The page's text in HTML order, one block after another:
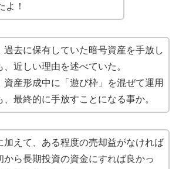
よ！
過去に保有していた暗号資産を手放し
、近しい理由を述べていた。
資産形成中に「遊び枠」を混ぜて運用
、最終的に手放すことになる事か。
加えて、ある程度の売却益がなければ
から長期投資の資金にすれば良かっ